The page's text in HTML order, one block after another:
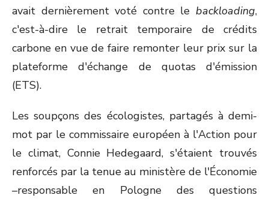
avait dernièrement voté contre le backloading,
c'est-à-dire le retrait temporaire de crédits
carbone en vue de faire remonter leur prix sur la
plateforme d'échange de quotas d'émission
(ETS).
Les soupçons des écologistes, partagés à demi-
mot par le commissaire européen à l'Action pour
le climat, Connie Hedegaard, s'étaient trouvés
renforcés par la tenue au ministère de l'Économie
–responsable en Pologne des questions